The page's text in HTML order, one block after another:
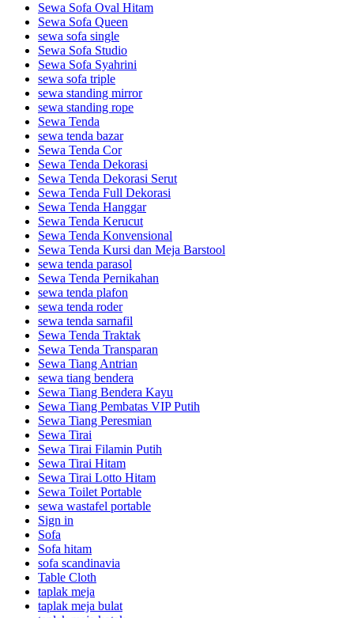
Sewa Sofa Oval Hitam
Sewa Sofa Queen
sewa sofa single
Sewa Sofa Studio
Sewa Sofa Syahrini
sewa sofa triple
sewa standing mirror
sewa standing rope
Sewa Tenda
sewa tenda bazar
Sewa Tenda Cor
Sewa Tenda Dekorasi
Sewa Tenda Dekorasi Serut
Sewa Tenda Full Dekorasi
Sewa Tenda Hanggar
Sewa Tenda Kerucut
Sewa Tenda Konvensional
Sewa Tenda Kursi dan Meja Barstool
sewa tenda parasol
Sewa Tenda Pernikahan
sewa tenda plafon
sewa tenda roder
sewa tenda sarnafil
Sewa Tenda Traktak
Sewa Tenda Transparan
Sewa Tiang Antrian
sewa tiang bendera
Sewa Tiang Bendera Kayu
Sewa Tiang Pembatas VIP Putih
Sewa Tiang Peresmian
Sewa Tirai
Sewa Tirai Filamin Putih
Sewa Tirai Hitam
Sewa Tirai Lotto Hitam
Sewa Toilet Portable
sewa wastafel portable
Sign in
Sofa
Sofa hitam
sofa scandinavia
Table Cloth
taplak meja
taplak meja bulat